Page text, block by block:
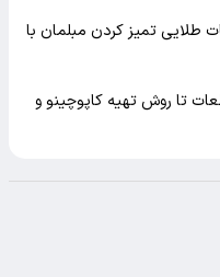
طلایی تمیز کردن مبلمان با
تا روش تهیه کاپوچینو و